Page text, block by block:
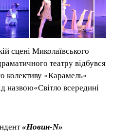
сцені Миколаївського
театру відбувся
колективу «Карамель»
назвою«Світло всередині
«Новин-N»